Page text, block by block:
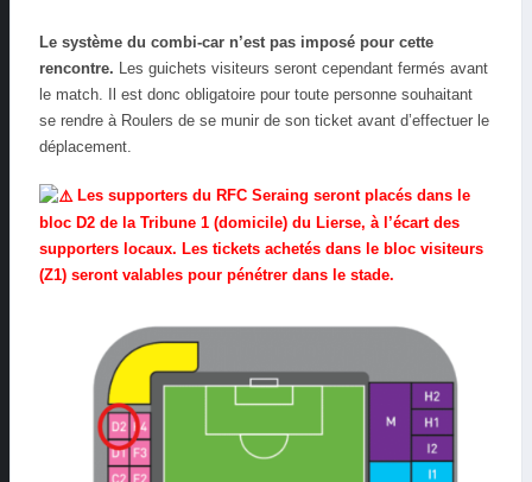
Le système du combi-car n’est pas imposé pour cette
rencontre. Les guichets visiteurs seront cependant fermés avant
le match. Il est donc obligatoire pour toute personne souhaitant
se rendre à Roulers de se munir de son ticket avant d’effectuer le
déplacement.
Les supporters du RFC Seraing seront placés dans le
bloc D2 de la Tribune 1 (domicile) du Lierse, à l’écart des
supporters locaux. Les tickets achetés dans le bloc visiteurs
(Z1) seront valables pour pénétrer dans le stade.